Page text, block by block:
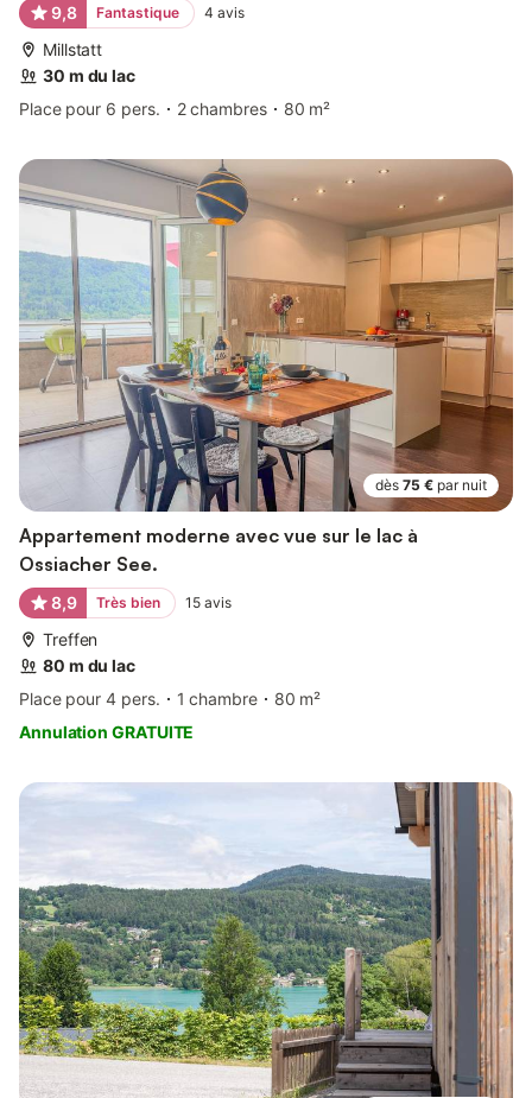
9,8
Fantastique 4 avis
Millstatt
30 m du lac
Place pour 6 pers.
2 chambres 80 m²
dès 75 € par nuit
Appartement moderne avec vue sur le lac à
Ossiacher See.
8,9 Très bien 15 avis
Treffen
80 m du lac
Place pour 4 pers.
1 chambre
80 m²
Annulation GRATUITE